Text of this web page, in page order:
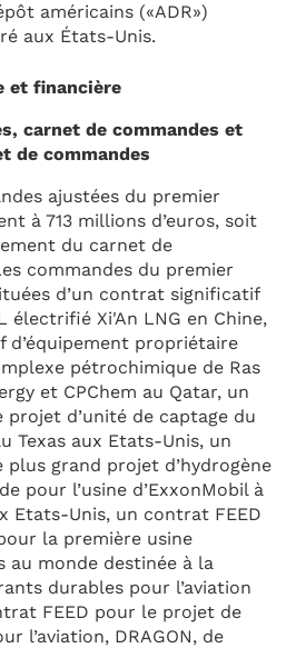
américains («ADR»)
aux États-Unis.
et financière
carnet de commandes et
de commandes
ajustées du premier
à 713 millions d’euros, soit
du carnet de
commandes du premier
d’un contrat significatif
électrifié Xi'An LNG en Chine,
propriétaire
pétrochimique de Ras
et CPChem au Qatar, un
d’unité de captage du
Texas aux Etats-Unis, un
grand projet d’hydrogène
pour l’usine d’ExxonMobil à
Etats-Unis, un contrat FEED
la première usine
au monde destinée à la
durables pour l’aviation
FEED pour le projet de
l’aviation, DRAGON, de